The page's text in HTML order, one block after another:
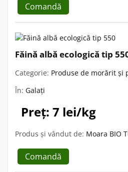
Comandă
Făină albă ecologică tip
Categorie: Produse de morărit și
În: Galați
Preț: 7 lei/kg
Produs și vândut de: Moara BIO
Comandă